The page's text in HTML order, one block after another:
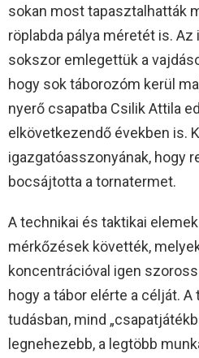
sokan most tapasztalhatták
röplabda pálya méretét is.
sokszor emlegettük a
hogy sok táborozóm kerül
nyerő csapatba Csilik Attila
elkövetkezendő években is.
igazgatóasszonyának, hogy
bocsájtotta a tornatermet.
A technikai és taktikai
mérkőzések követték,
koncentrációval igen
hogy a tábor elérte a célját.
tudásban, mind
legnehezebb, a legtöbb